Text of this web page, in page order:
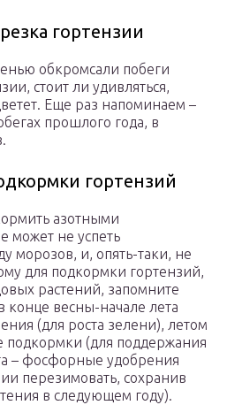
гортензии
обкромсали побеги
стоит ли удивляться,
Еще раз напоминаем –
прошлого года, в
гортензий
азотными
может не успеть
морозов, и, опять-таки, не
для подкормки гортензий,
растений, запомните
конце весны-начале лета
(для роста зелени), летом
(для поддержания
– фосфорные удобрения
перезимовать, сохранив
в следующем году).